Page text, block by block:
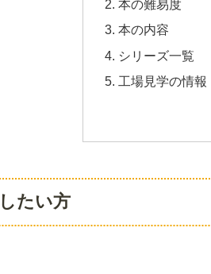
本の難易度
本の内容
シリーズ一覧
工場見学の情報
たい方